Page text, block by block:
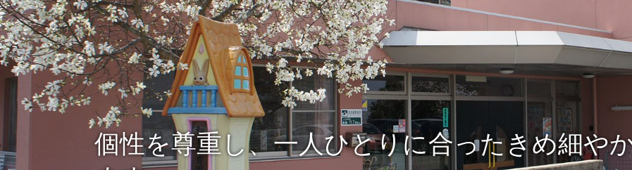
個性を尊重し、一人ひとりに合ったきめ細や